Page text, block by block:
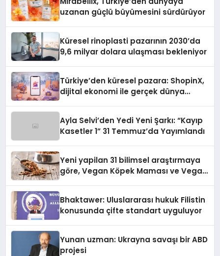
uzanan güçlü büyümesini sürdürüyor
Küresel rinoplasti pazarının 2030’da
9,6 milyar dolara ulaşması bekleniyor
Türkiye’den küresel pazara: ShopinX,
dijital ekonomi ile gerçek dünya
Ayla Selvi’den Yedi Yeni Şarkı: “Kayıp
Kasetler 1” 31 Temmuz’da Yayımlandı
Yeni yapilan 31 bilimsel araştırmaya
göre, Vegan Köpek Maması ve Vegan
Bhaktawer: Uluslararası hukuk Filistin
konusunda çifte standart uyguluyor
Yunan uzman: Ukrayna savaşı bir ABD
projesi